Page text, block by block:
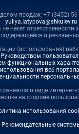
продаж: +7 (3452)
yuliya.latypova@shkulev.ru
несет ответственности
в
(использования)
Руководством
функциональных
веб-
в виде
на стороне
использования
Рекомендательные